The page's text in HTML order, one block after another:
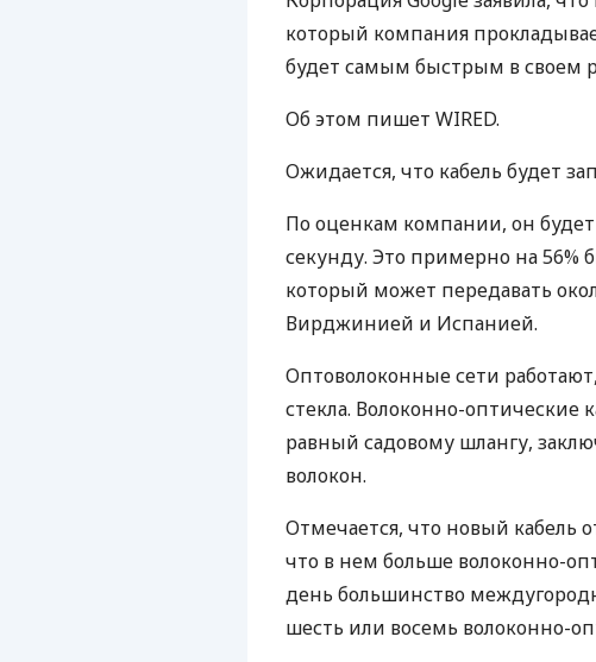
который компания
будет самым быстрым в своем
Об этом пишет WIRED.
Ожидается, что кабель будет
По оценкам компании, он будет
секунду. Это примерно на 56%
который может передавать
Вирджинией и Испанией.
Оптоволоконные сети
стекла. Волоконно-
равный садовому шлангу,
волокон.
Отмечается, что новый кабель
что в нем больше волоконно-
день большинство
шесть или восемь волоконно-